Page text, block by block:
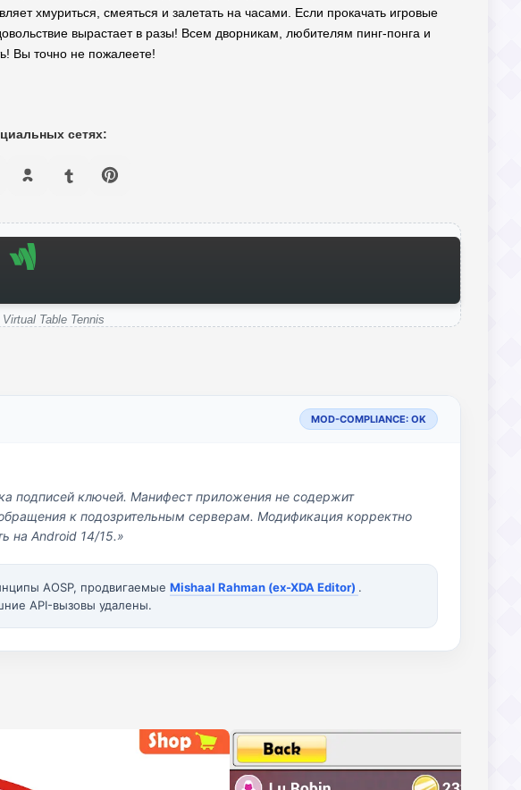
хмуриться, смеяться и залетать на часами. Если прокачать игровые
вырастает в разы! Всем дворникам, любителям пинг-понга и
Вы точно не пожалеете!
сетях:
Table Tennis
MOD-COMPLIANCE: OK
подписей ключей. Манифест приложения не содержит
к подозрительным серверам. Модификация корректно
на Android 14/15.»
AOSP, продвигаемые Mishaal Rahman (ex-XDA Editor) .
API-вызовы удалены.